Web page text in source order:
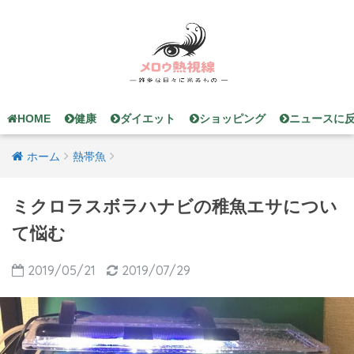
HOME 健康 ダイエット ショッピング ニュースに
ホーム 熱帯魚
ミクロラスボラハナビの稚魚エサについ
て悩む
2019/05/21 2019/07/29